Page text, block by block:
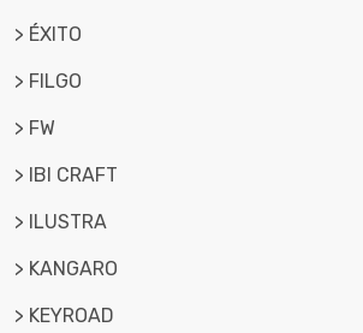
> ÉXITO
> FILGO
> FW
> IBI CRAFT
> ILUSTRA
> KANGARO
> KEYROAD